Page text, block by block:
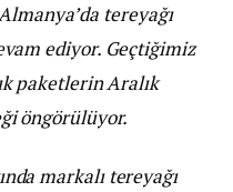
tereyağı
ediyor. Geçtiğimiz
paketlerin Aralık
öngörülüyor.
markalı tereyağı